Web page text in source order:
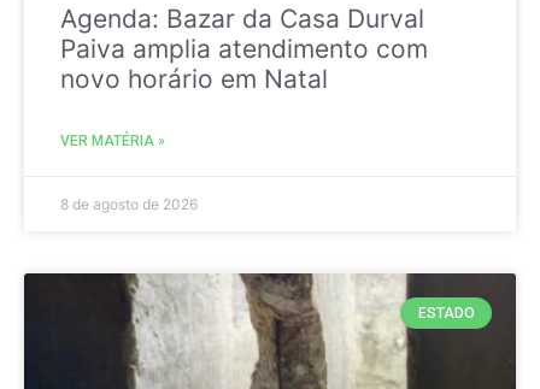
Agenda: Bazar da Casa Durval
Paiva amplia atendimento com
novo horário em Natal
VER MATÉRIA »
8 de agosto de 2026
ESTADO